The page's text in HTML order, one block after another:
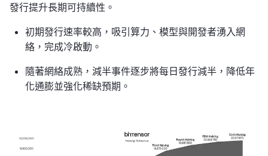
發行提升長期可持續性。
初期發行速率較高，吸引算力、模型與開發者湧入網
絡，完成冷啟動。
隨著網絡成熟，減半事件逐步將每日發行減半，降低年
化通膨並強化稀缺預期。